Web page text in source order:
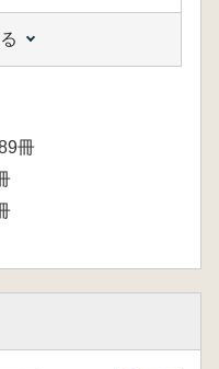
の発展とハツカネ
史をDNAから探
(内藤 健)
人名・地名の語源
して―(遠藤光暁)
冊